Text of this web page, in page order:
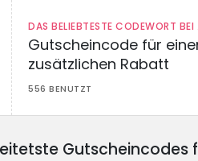
DAS BELIEBTESTE CODEWORT BEI
Gutscheincode für
zusätzlichen Rabatt
556 BENUTZT
Gutscheincodes